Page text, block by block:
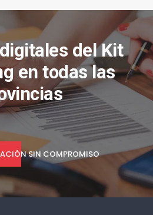
del Kit
en todas las
SIN COMPROMISO